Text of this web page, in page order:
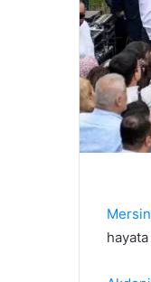
Mersin